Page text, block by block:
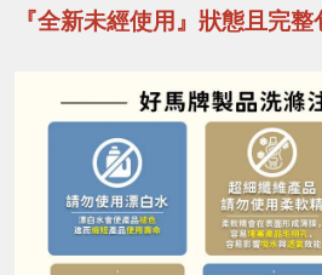
『全新未經使用』狀態且完整